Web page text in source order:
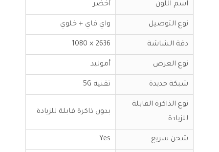
اسم اللون أخضر
نوع التوصيل واي فاي + خلوي
دقة الشاشة 2636 × 1080
نوع العرض أموليد
شبكة جديدة تقنية 5G
نوع الذاكرة القابلة
للزيادة
بدون ذاكرة قابلة للزيادة
شحن سريع. Yes